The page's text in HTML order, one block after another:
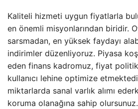
Kaliteli hizmeti uygun fiyatlarla
en önemli misyonlarından biridir.
sarsmadan, en yüksek faydayı
indirimler düzenliyoruz. Piyasa
eden finans kadromuz, fiyat
kullanıcı lehine optimize
miktarlarda sanal varlık alımı
koruma olanağına sahip